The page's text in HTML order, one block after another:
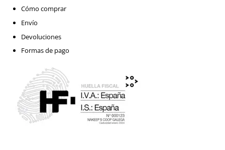
Cómo comprar
Envío
Devoluciones
Formas de pago